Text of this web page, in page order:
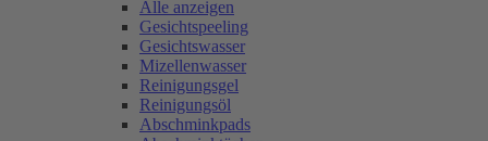
Alle anzeigen
Gesichtspeeling
Gesichtswasser
Mizellenwasser
Reinigungsgel
Reinigungsöl
Abschminkpads